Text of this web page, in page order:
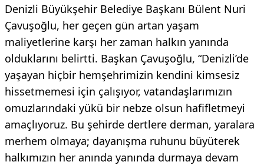
Denizli Büyükşehir Belediye Başkanı Bülent Nuri
Çavuşoğlu, her geçen gün artan yaşam
maliyetlerine karşı her zaman halkın yanında
olduklarını belirtti. Başkan Çavuşoğlu, “Denizli’de
yaşayan hiçbir hemşehrimizin kendini kimsesiz
hissetmemesi için çalışıyor, vatandaşlarımızın
omuzlarındaki yükü bir nebze olsun hafifletmeyi
amaçlıyoruz. Bu şehirde dertlere derman, yaralara
merhem olmaya; dayanışma ruhunu büyüterek
halkımızın her anında yanında durmaya devam